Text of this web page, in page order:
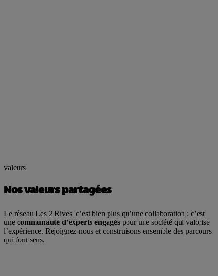
valeurs
Nos valeurs partagées
Le réseau Les 2 Rives, c’est bien plus qu’une collaboration : c’est
une communauté d’experts engagés pour une société qui valorise
l’expérience. Rejoignez-nous et construisons ensemble des parcours
qui font sens.